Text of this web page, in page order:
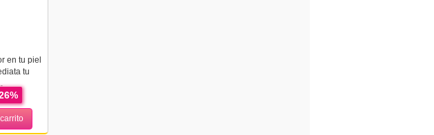
en tu piel
tu